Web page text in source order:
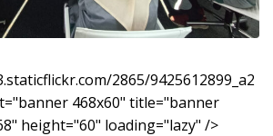
2865/9425612899_a2
468x60" title="banner
height="60" loading="lazy" />